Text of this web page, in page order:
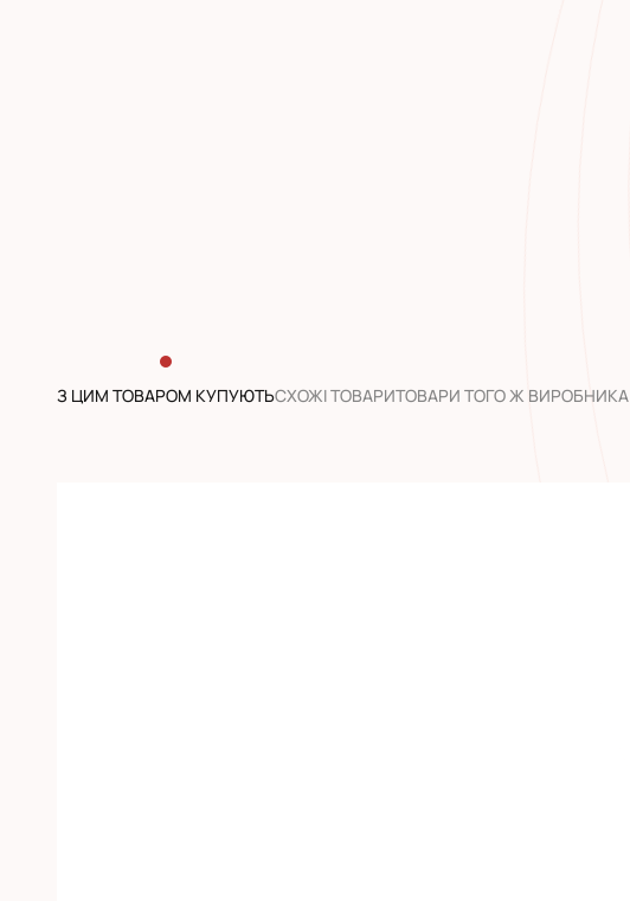
З ЦИМ ТОВАРОМ КУПУЮТЬCХОЖІ ТОВАРИТОВАРИ ТОГО Ж ВИРОБНИКА